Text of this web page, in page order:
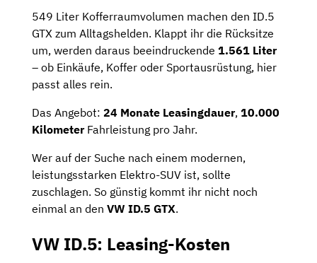
549 Liter Kofferraumvolumen machen den ID.5
GTX zum Alltagshelden. Klappt ihr die Rücksitze
um, werden daraus beeindruckende 1.561 Liter
– ob Einkäufe, Koffer oder Sportausrüstung, hier
passt alles rein.
Das Angebot: 24 Monate Leasingdauer, 10.000
KilometerFahrleistung pro Jahr.
Wer auf der Suche nach einem modernen,
leistungsstarken Elektro-SUV ist, sollte
zuschlagen. So günstig kommt ihr nicht noch
einmal an den VW ID.5 GTX.
VW ID.5: Leasing-Kosten